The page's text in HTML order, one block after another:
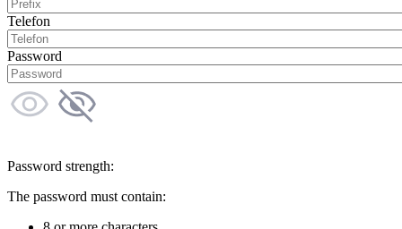
Telefon
Password
Password strength:
The password must contain: